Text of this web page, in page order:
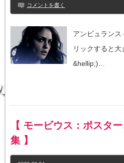
コメントを書く
アンビュランス
リックすると
&hellip;)…
【 モービウス：ポスタ
集 】